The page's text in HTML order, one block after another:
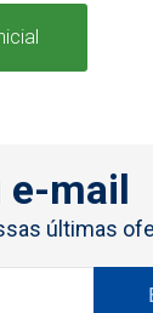
e-mail
últimas